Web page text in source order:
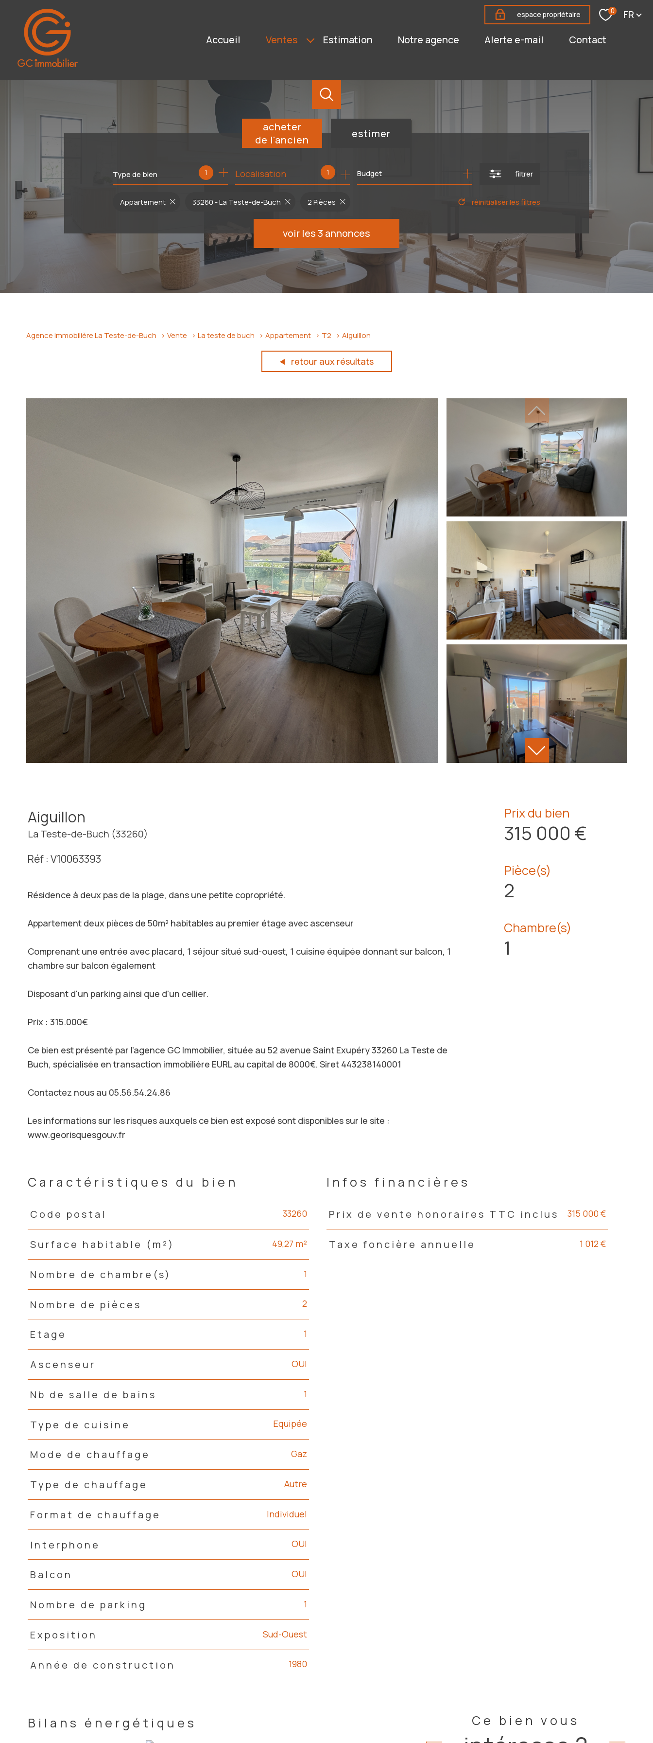
espace propriétaire 0 Langue
FR
accueil
ventes
IMMOBILIERS PROFESSIONNELS
BIENS VENDUS
BIENS ACTIFS
estimation notre agence alerte e-mail contact
acheter
de l'ancien
estimer
Type de bien 1 1
Localisation Budget filtrer
voir les3 annonces
Appartement 33260 - La Teste-de-Buch 2 Pièces réinitialiser les filtres
Agence immobilière La Teste-de-Buch Vente La teste de buch Appartement T2 Aiguillon
retour aux résultats
Aiguillon
La Teste-de-Buch (33260)
Réf : V10063393
Résidence à deux pas de la plage, dans une petite copropriété.
Appartement deux pièces de 50m² habitables au premier étage avec ascenseur
Comprenant une entrée avec placard, 1 séjour situé sud-ouest, 1 cuisine équipée donnant sur balcon, 1
chambre sur balcon également
Disposant d'un parking ainsi que d'un cellier.
Prix : 315.000€
Ce bien est présenté par l'agence GC Immobilier, située au 52 avenue Saint Exupéry 33260 La Teste de
Buch, spécialisée en transaction immobilière EURL au capital de 8000€. Siret 443238140001
Contactez nous au 05.56.54.24.86
Les informations sur les risques auxquels ce bien est exposé sont disponibles sur le site :
www.georisquesgouv.fr
Prix du bien
315 000 €
Pièce(s)
2
Chambre(s)
1
Caractéristiques du bien
Caractéristiques Valeurs
Code postal 33260
Surface habitable (m²) 49,27 m²
Nombre de chambre(s) 1
Nombre de pièces 2
Etage 1
Ascenseur OUI
Nb de salle de bains 1
Type de cuisine Equipée
Mode de chauffage Gaz
Type de chauffage Autre
Format de chauffage Individuel
Interphone OUI
Balcon OUI
Nombre de parking 1
Exposition Sud-Ouest
Année de construction 1980
Infos financières
Caractéristiques Valeurs
Prix de vente honoraires TTC inclus 315 000 €
Taxe foncière annuelle 1 012 €
Bilans énergétiques Ce bien vous